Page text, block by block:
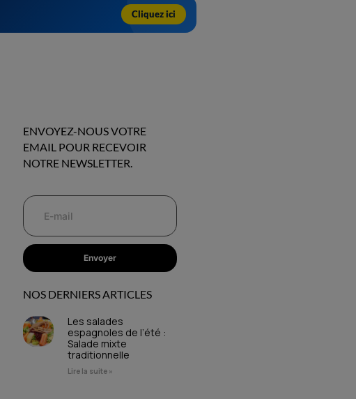
Cliquez ici
ENVOYEZ-NOUS VOTRE
EMAIL POUR RECEVOIR
NOTRE NEWSLETTER.
Envoyer
NOS DERNIERS ARTICLES
Les salades
espagnoles de l’été :
Salade mixte
traditionnelle
Lire la suite »